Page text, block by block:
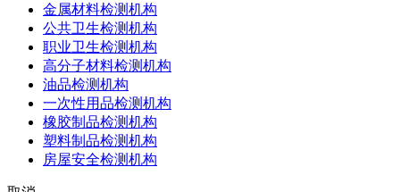
金属材料检测机构
公共卫生检测机构
职业卫生检测机构
高分子材料检测机构
油品检测机构
一次性用品检测机构
橡胶制品检测机构
塑料制品检测机构
房屋安全检测机构